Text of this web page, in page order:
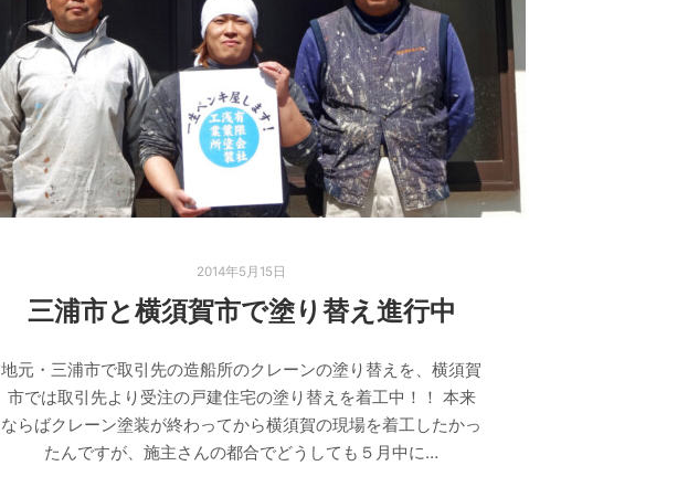
2014年5月15日
三浦市と横須賀市で塗り替え進行中
地元・三浦市で取引先の造船所のクレーンの塗り替えを、横須賀
市では取引先より受注の戸建住宅の塗り替えを着工中！！ 本来
ならばクレーン塗装が終わってから横須賀の現場を着工したかっ
たんですが、施主さんの都合でどうしても５月中に…